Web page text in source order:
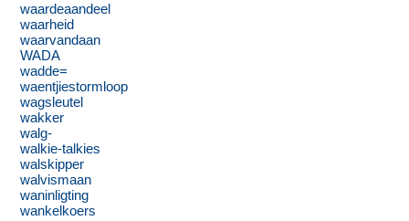
waardeaandeel
waarheid
waarvandaan
WADA
wadde=
waentjiestormloop
wagsleutel
wakker
walg-
walkie-talkies
walskipper
walvismaan
waninligting
wankelkoers